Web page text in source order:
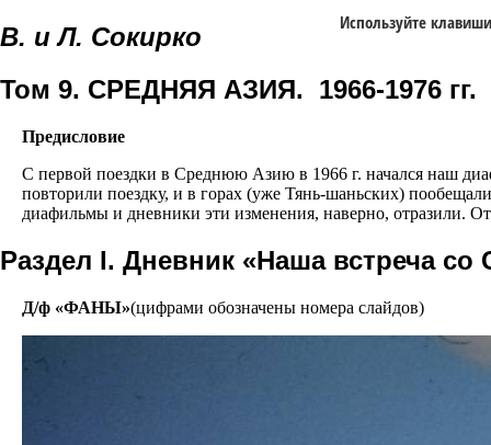
В. и Л. Сокирко
Том 9. СРЕДНЯЯ АЗИЯ. 1966-1976 гг.
Предисловие
С первой поездки в Среднюю Азию в 1966 г. начался наш
повторили поездку, и в горах (уже Тянь-шаньских)
диафильмы и дневники эти изменения, наверно, отразили.
Раздел I. Дневник «Наша встреча
Д/ф «ФАНЫ»(цифрами обозначены номера слайдов)
Используйте